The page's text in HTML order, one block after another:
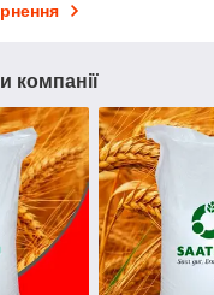
компанії